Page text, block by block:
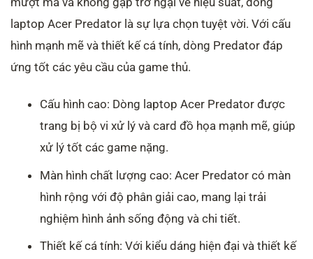
laptop Acer Predator là sự lựa chọn tuyệt vời. Với cấu
hình mạnh mẽ và thiết kế cá tính, dòng Predator đáp
ứng tốt các yêu cầu của game thủ.
Cấu hình cao: Dòng laptop Acer Predator được
trang bị bộ vi xử lý và card đồ họa mạnh mẽ, giúp
xử lý tốt các game nặng.
Màn hình chất lượng cao: Acer Predator có màn
hình rộng với độ phân giải cao, mang lại trải
nghiệm hình ảnh sống động và chi tiết.
Thiết kế cá tính: Với kiểu dáng hiện đại và thiết kế